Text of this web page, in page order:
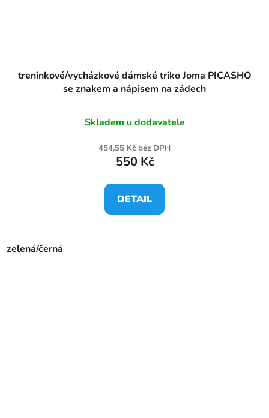
treninkové/vycházkové dámské triko Joma PICASHO
se znakem a nápisem na zádech
Skladem u dodavatele
454,55 Kč bez DPH
550 Kč
DETAIL
zelená/černá